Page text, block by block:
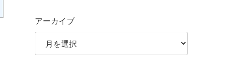
アーカイブ